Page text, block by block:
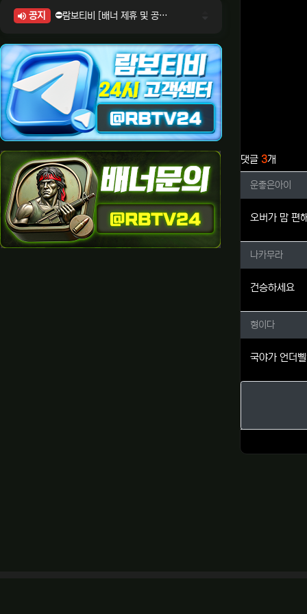
댓글 3개
운좋은
운좋은아이
오버가 맘 편
나카무
나카무라
건승하세요
형이다
형이다
국야가 언더
공지
⛔람보티비 [배너 제휴 및 공식 입점 문의 안내]
⛔람보티비 [정회원 등급UP! 안내사항]
⛔람보티비 [채팅방 이용시 주의사항]
⛔람보티비 [공식보증업체 안내]